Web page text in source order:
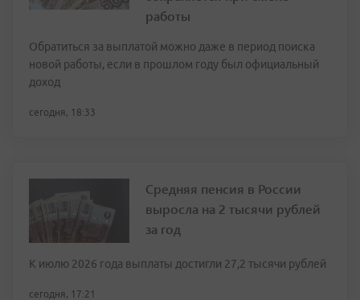
работы
Обратиться за выплатой можно даже в период поиска
новой работы, если в прошлом году был официальный
доход
сегодня, 18:33
Средняя пенсия в России
выросла на 2 тысячи рублей
за год
К июлю 2026 года выплаты достигли 27,2 тысячи рублей
сегодня, 17:21